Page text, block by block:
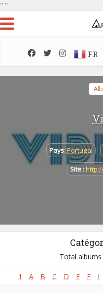
" "
FR
Pays:Portugal
Site :
Total
1 A B C D E F I